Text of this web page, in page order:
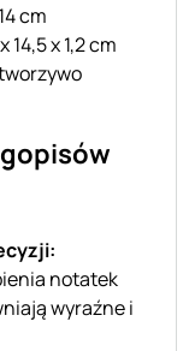
cm
14,5 x 1,2 cm
notatek
wyraźne i